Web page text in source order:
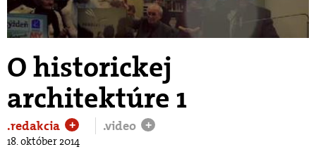
Video
O historickej
architektúre 1
.redakcia + .video +
18. október 2014